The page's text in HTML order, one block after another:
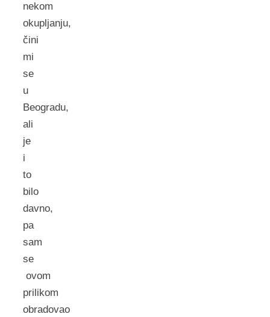
nekom
okupljanju,
čini
mi
se
u
Beogradu,
ali
je
i
to
bilo
davno,
pa
sam
se
ovom
prilikom
obradovao